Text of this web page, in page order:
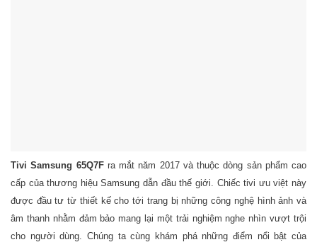
Tivi Samsung 65Q7Fra mắt năm 2017 và thuộc dòng sản phẩm cao
cấp của thương hiệu Samsung dẫn đầu thế giới. Chiếc tivi ưu việt này
được đầu tư từ thiết kế cho tới trang bị những công nghệ hình ảnh và
âm thanh nhằm đảm bảo mang lại một trải nghiệm nghe nhìn vượt trội
cho người dùng. Chúng ta cùng khám phá những điểm nổi bật của